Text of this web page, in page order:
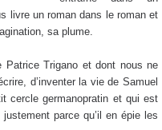
livre un roman dans le roman et
sa plume.
Patrice Trigano et dont nous ne
d’inventer la vie de Samuel
cercle germanopratin et qui est
parce qu’il en épie les